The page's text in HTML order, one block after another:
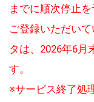
までに順次停止を
ご登録いただい
タは、2026年6月
す。
※サービス終了処